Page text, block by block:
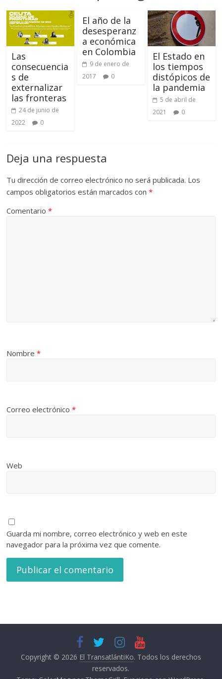
Las
consecuencia
s de
externalizar
las fronteras
24 de junio de
2022
0
El año de la
desesperanz
a económica
en Colombia
9 de enero de
2017
0
El Estado en
los tiempos
distópicos de
la pandemia
5 de abril de
2021
0
Deja una respuesta
Tu dirección de correo electrónico no será publicada. Los
campos obligatorios están marcados con*
Comentario*
Nombre*
Correo electrónico*
Web
Guarda mi nombre, correo electrónico y web en este
navegador para la próxima vez que comente.
Copyright © 2026 El TransatlántiKo. Todos los derechos
reservados.